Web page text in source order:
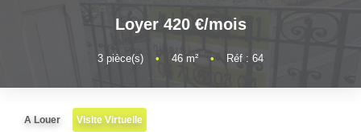
Terrains
Appartements
Loyer 420 €/mois
3 pièce(s) • 46 m² • Réf : 64
A Louer Visite Virtuelle